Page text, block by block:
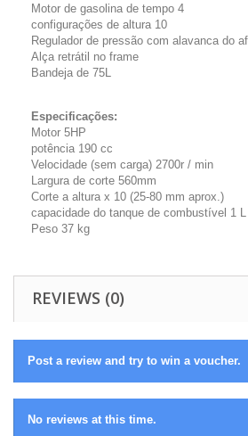
Motor de gasolina de tempo 4
configurações de altura 10
Regulador de pressão com alavanca do
Alça retrátil no frame
Bandeja de 75L
Especificações:
Motor 5HP
potência 190 cc
Velocidade (sem carga) 2700r / min
Largura de corte 560mm
Corte a altura x 10 (25-80 mm aprox.)
capacidade do tanque de combustível 1 L
Peso 37 kg
REVIEWS (0)
Post a review and try to win a voucher.
No reviews at this time.